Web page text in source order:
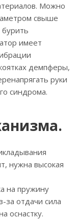
Можно
свыше
имеет
демпферы,
руки
синдрома.
нужна высокая
на пружину
за отдачи сила
оснастку.